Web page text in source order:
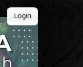
Login